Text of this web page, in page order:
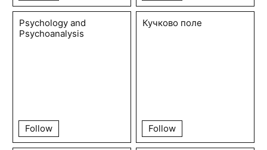
Psychology and
Psychoanalysis
Follow
Кучково поле
Follow